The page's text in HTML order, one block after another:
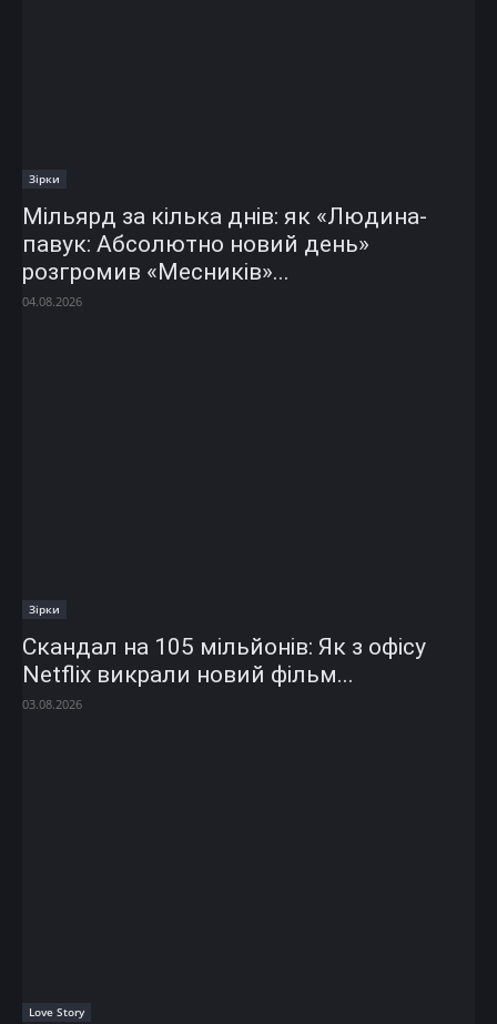
Зірки
Мільярд за кілька днів: як «Людина-
павук: Абсолютно новий день»
розгромив «Месників»...
04.08.2026
Зірки
Скандал на 105 мільйонів: Як з офісу
Netflix викрали новий фільм...
03.08.2026
Love Story